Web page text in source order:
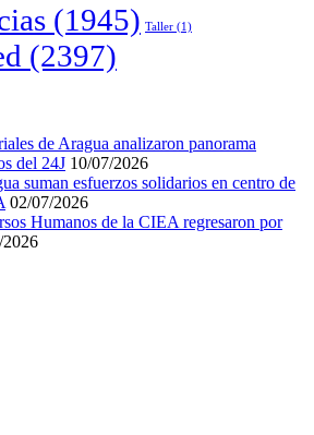
(1945) Taller (1)
(2397)
de Aragua analizaron panorama
del 24J 10/07/2026
suman esfuerzos solidarios en centro de
02/07/2026
Humanos de la CIEA regresaron por
2026